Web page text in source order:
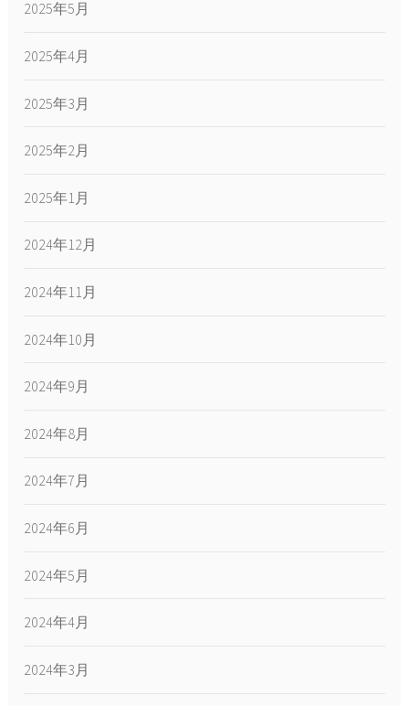
2025年5月
2025年4月
2025年3月
2025年2月
2025年1月
2024年12月
2024年11月
2024年10月
2024年9月
2024年8月
2024年7月
2024年6月
2024年5月
2024年4月
2024年3月